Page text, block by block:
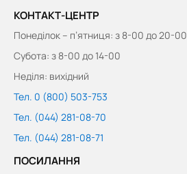
КОНТАКТ-ЦЕНТР
Понеділок – п’ятниця: з 8-00 до 20-00
Субота: з 8-00 до 14-00
Неділя: вихідний
Тел. 0 (800) 503-753
Тел. (044) 281-08-70
Тел. (044) 281-08-71
ПОСИЛАННЯ